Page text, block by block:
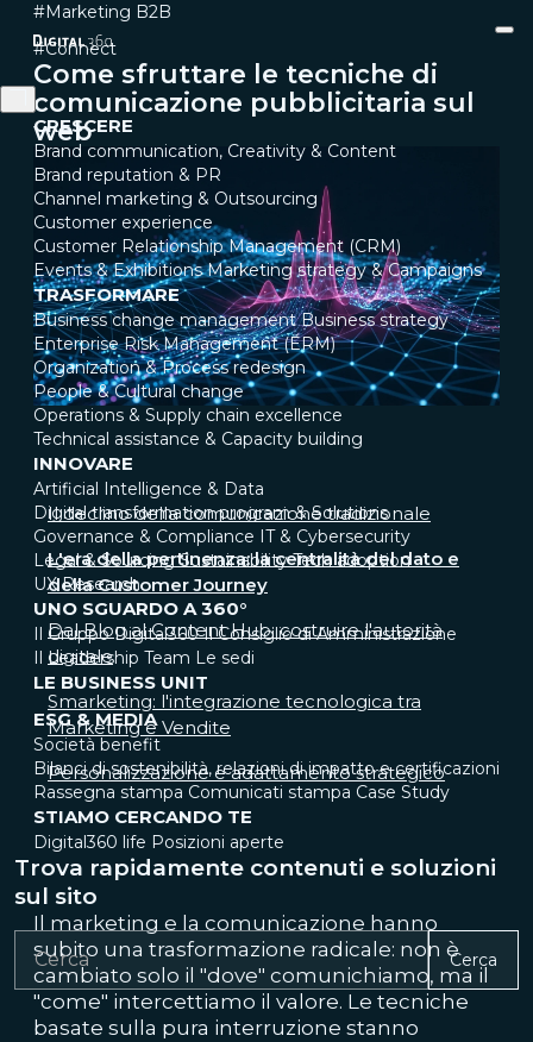
CRESCERE
Brand communication, Creativity & Content
Brand reputation & PR
Channel marketing & Outsourcing
Customer experience
Customer Relationship Management (CRM)
Events & Exhibitions Marketing strategy & Campaigns
TRASFORMARE
Business change management Business strategy
Enterprise Risk Management (ERM)
Organization & Process redesign
People & Cultural change
Operations & Supply chain excellence
Technical assistance & Capacity building
INNOVARE
Artificial Intelligence & Data
Digital transformation program & Solutions
Governance & Compliance IT & Cybersecurity
Legal & Sourcing Sustainability Tech adoption
UX Research
UNO SGUARDO A 360°
Il Gruppo Digital360 Il Consiglio di Amministrazione
Il Leadership Team Le sedi
LE BUSINESS UNIT
ESG & MEDIA
Società benefit
Bilanci di sostenibilità, relazioni di impatto e certificazioni
Rassegna stampa Comunicati stampa Case Study
STIAMO CERCANDO TE
Digital360 life Posizioni aperte
Trova rapidamente contenuti e soluzioni
sul sito
Cerca
#Marketing B2B
#Connect
Come sfruttare le tecniche di
comunicazione pubblicitaria sul
web
Il declino della comunicazione tradizionale
L'era della pertinenza: la centralità del dato e
della Customer Journey
Dal Blog al Content Hub: costruire l'autorità
digitale
Smarketing: l'integrazione tecnologica tra
Marketing e Vendite
Personalizzazione e adattamento strategico
Il marketing e la comunicazione hanno
subito una trasformazione radicale: non è
cambiato solo il "dove" comunichiamo, ma il
"come" intercettiamo il valore. Le tecniche
basate sulla pura interruzione stanno